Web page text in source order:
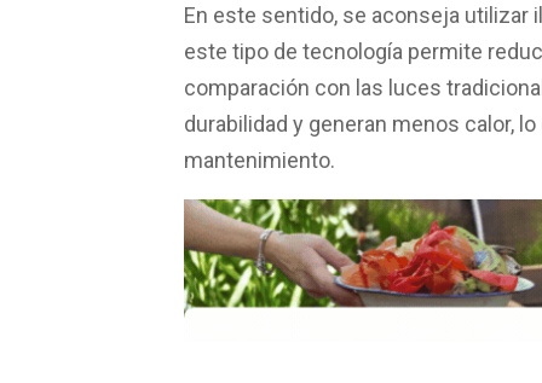
En este sentido, se aconseja utilizar
este tipo de tecnología permite
comparación con las luces
durabilidad y generan menos calor,
mantenimiento.